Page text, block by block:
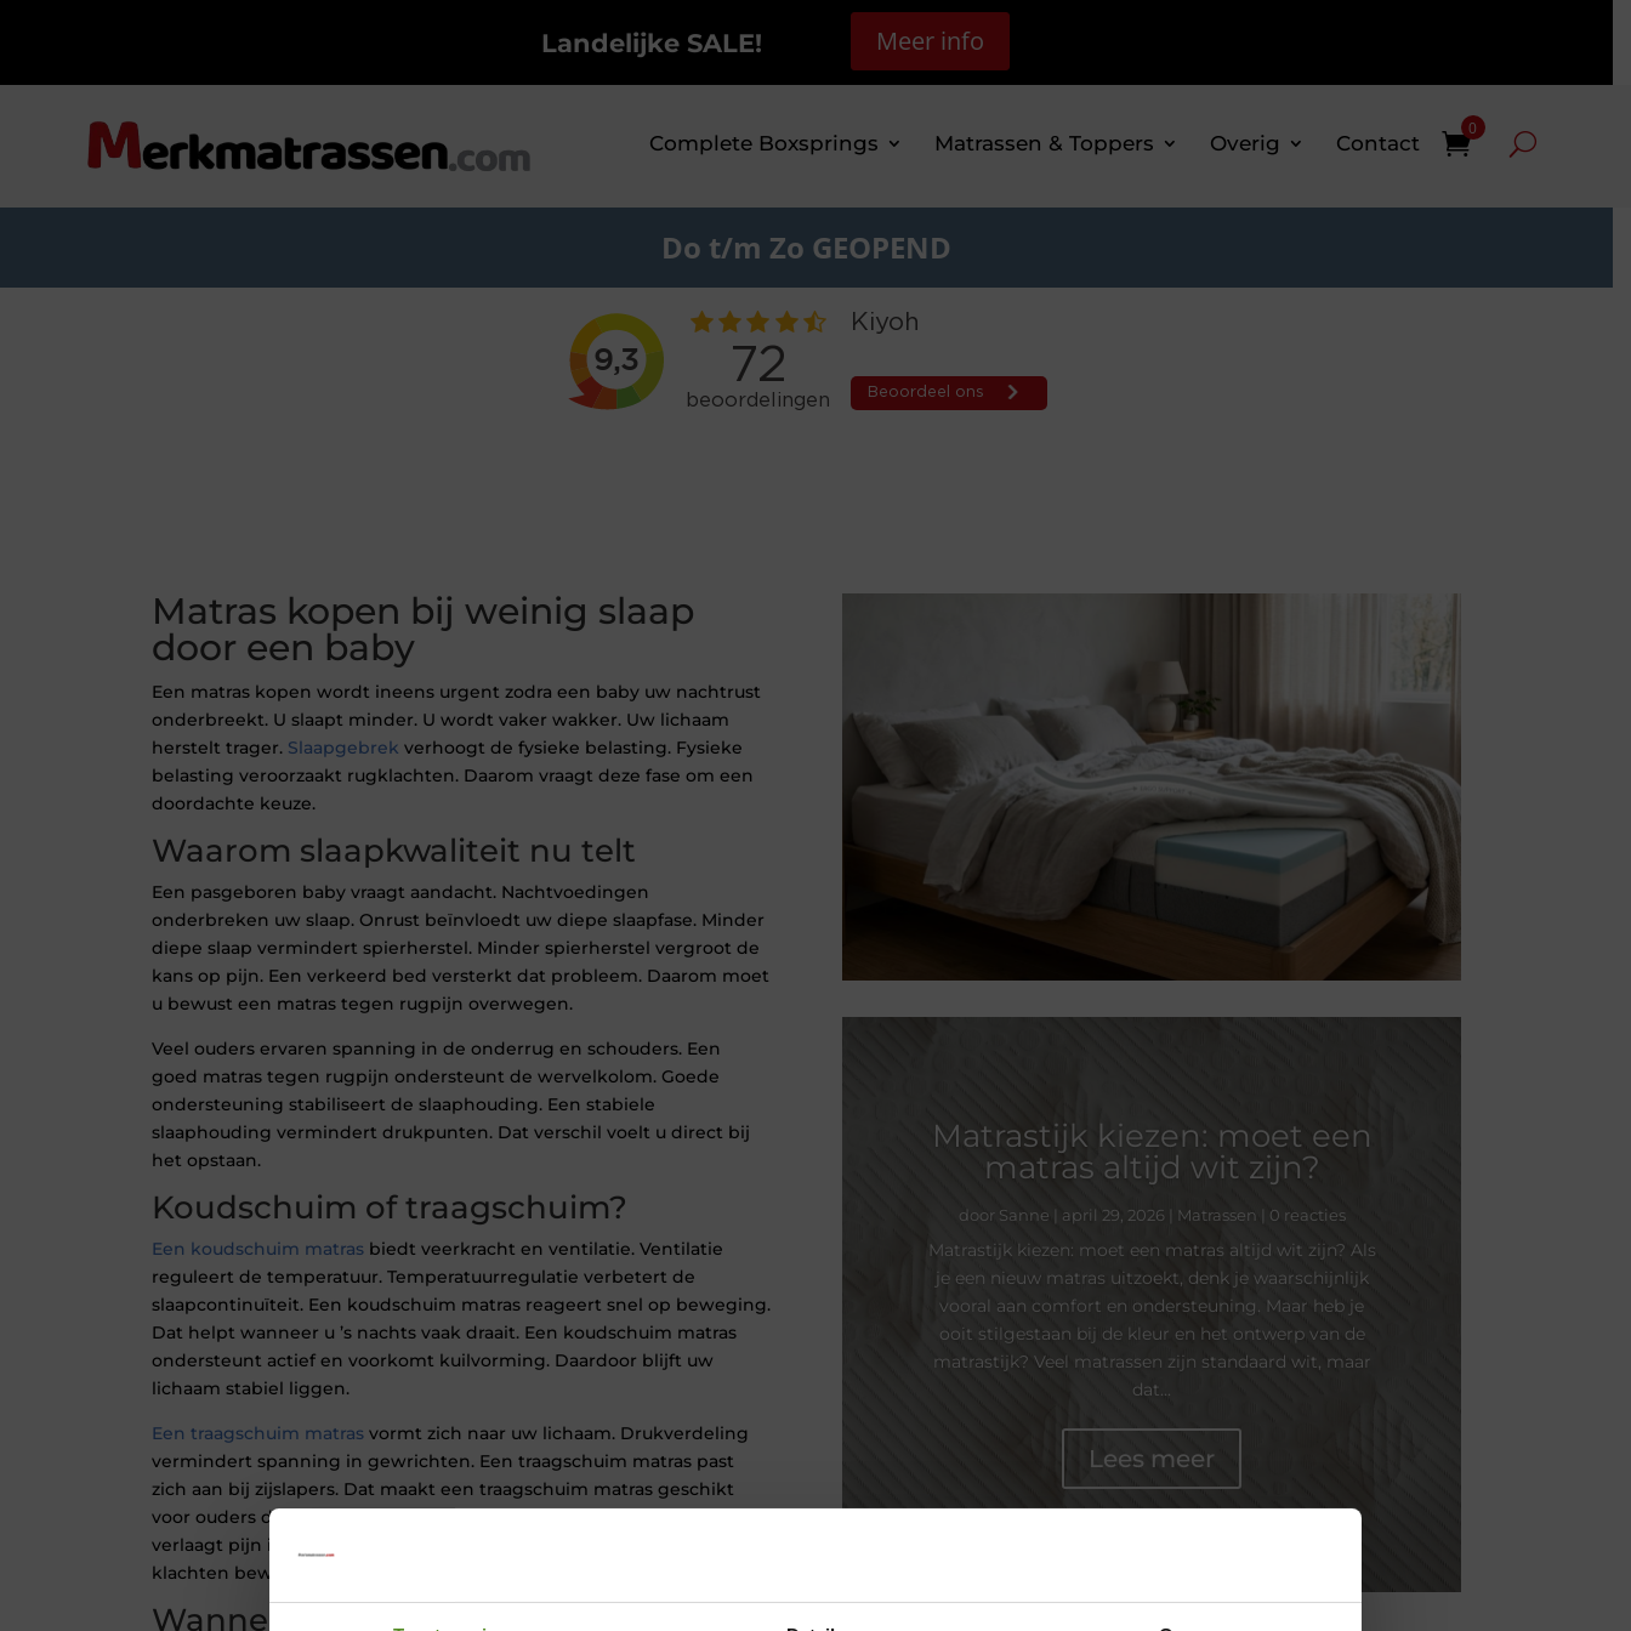
Landelijke SALE! Meer info
Complete Boxsprings Matrassen & Toppers Overig Contact
0
Do t/m Zo GEOPEND
Matras kopen bij weinig slaap
door een baby
Een matras kopen wordt ineens urgent zodra een baby uw nachtrust
onderbreekt. U slaapt minder. U wordt vaker wakker. Uw lichaam
herstelt trager. Slaapgebrek verhoogt de fysieke belasting. Fysieke
belasting veroorzaakt rugklachten. Daarom vraagt deze fase om een
doordachte keuze.
Waarom slaapkwaliteit nu telt
Een pasgeboren baby vraagt aandacht. Nachtvoedingen
onderbreken uw slaap. Onrust beïnvloedt uw diepe slaapfase. Minder
diepe slaap vermindert spierherstel. Minder spierherstel vergroot de
kans op pijn. Een verkeerd bed versterkt dat probleem. Daarom moet
u bewust een matras tegen rugpijn overwegen.
Veel ouders ervaren spanning in de onderrug en schouders. Een
goed matras tegen rugpijn ondersteunt de wervelkolom. Goede
ondersteuning stabiliseert de slaaphouding. Een stabiele
slaaphouding vermindert drukpunten. Dat verschil voelt u direct bij
het opstaan.
Koudschuim of traagschuim?
Een koudschuim matrasbiedt veerkracht en ventilatie. Ventilatie
reguleert de temperatuur. Temperatuurregulatie verbetert de
slaapcontinuïteit. Een koudschuim matras reageert snel op beweging.
Dat helpt wanneer u ’s nachts vaak draait. Een koudschuim matras
ondersteunt actief en voorkomt kuilvorming. Daardoor blijft uw
lichaam stabiel liggen.
Een traagschuim matrasvormt zich naar uw lichaam. Drukverdeling
vermindert spanning in gewrichten. Een traagschuim matras past
zich aan bij zijslapers. Dat maakt een traagschuim matras geschikt
voor ouders die vooral op hun zij rust zoeken. Minder druk op heupen
verlaagt pijn in de onderrug. Daarom kiezen veel mensen met
klachten bewust voor een matras tegen rugpijn met traagschuim.
Wanneer moet u een matras kopen?
Matrastijk kiezen: moet een
matras altijd wit zijn?
door Sanne april 29, 2026 Matrassen | 0 reacties
Matrastijk kiezen: moet een matras altijd wit zijn? Als
je een nieuw matras uitzoekt, denk je waarschijnlijk
vooral aan comfort en ondersteuning. Maar heb je
ooit stilgestaan bij de kleur en het ontwerp van de
matrastijk? Veel matrassen zijn standaard wit, maar
dat...
Lees meer